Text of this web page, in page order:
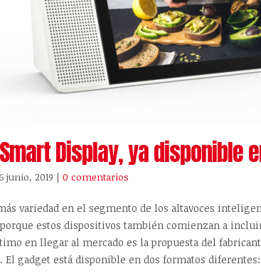
Display, ya disponible
junio, 2019 | 0 comentarios
variedad en el segmento de los altavoces
estos dispositivos también comienzan a
en llegar al mercado es la propuesta del
El gadget está disponible en dos formatos